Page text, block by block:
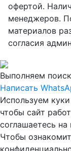
офертой.
менеджеров.
материалов
согласия
Выполняем
Написать
Используем
чтобы сайт
соглашаетесь
Чтобы